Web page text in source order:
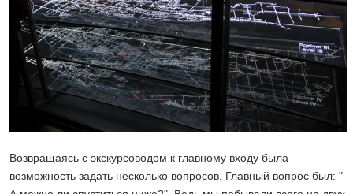
Возвращаясь с экскурсоводом к главному входу была
возможность задать несколько вопросов. Главный вопрос был: "